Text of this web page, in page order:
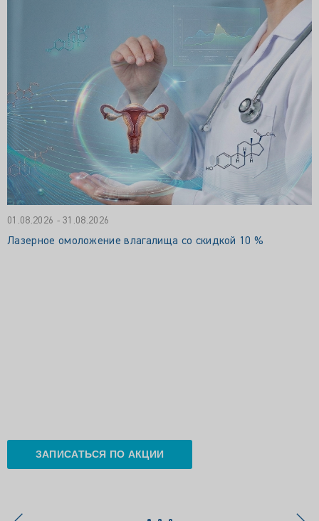
01.08.2026 - 31.08.2026
Лазерное омоложение влагалища со скидкой 10 %
ЗАПИСАТЬСЯ ПО АКЦИИ